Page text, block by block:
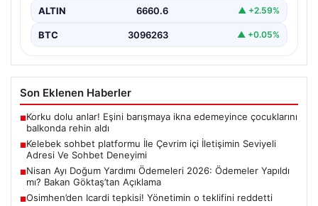
ALTIN 6660.6 ▲ +2.59%
BTC 3096263 ▲ +0.05%
Son Eklenen Haberler
■Korku dolu anlar! Eşini barışmaya ikna edemeyince çocuklarını
balkonda rehin aldı
■Kelebek sohbet platformu İle Çevrim içi İletişimin Seviyeli
Adresi Ve Sohbet Deneyimi
■Nisan Ayı Doğum Yardımı Ödemeleri 2026: Ödemeler Yapıldı
mı? Bakan Göktaş’tan Açıklama
■Osimhen’den Icardi tepkisi! Yönetimin o teklifini reddetti